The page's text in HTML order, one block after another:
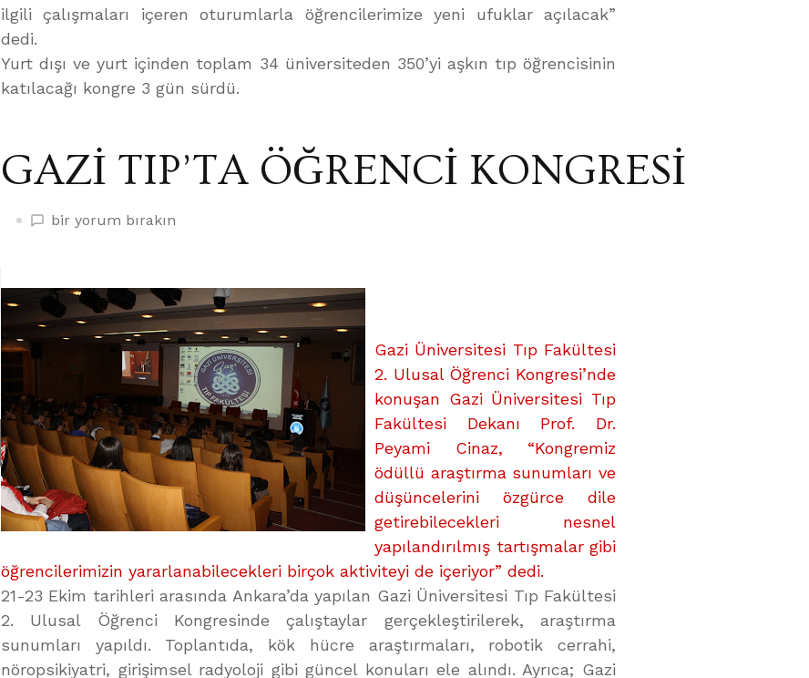
ilgili çalışmaları içeren oturumlarla öğrencilerimize yeni ufuklar açılacak”
dedi.
Yurt dışı ve yurt içinden toplam 34 üniversiteden 350’yi aşkın tıp öğrencisinin
katılacağı kongre 3 gün sürdü.
GAZİ TIP’TA ÖĞRENCİ KONGRESİ
GAZİ
KONGRESİ
üzerine
bir yorum bırakın
Gazi Üniversitesi Tıp Fakültesi
2. Ulusal Öğrenci Kongresi’nde
konuşan Gazi Üniversitesi Tıp
Fakültesi Dekanı Prof. Dr.
Peyami Cinaz, “Kongremiz
ödüllü araştırma sunumları ve
düşüncelerini özgürce dile
getirebilecekleri nesnel
yapılandırılmış tartışmalar gibi
öğrencilerimizin yararlanabilecekleri birçok aktiviteyi de içeriyor” dedi.
21-23 Ekim tarihleri arasında Ankara’da yapılan Gazi Üniversitesi Tıp Fakültesi
2. Ulusal Öğrenci Kongresinde çalıştaylar gerçekleştirilerek, araştırma
sunumları yapıldı. Toplantıda, kök hücre araştırmaları, robotik cerrahi,
nöropsikiyatri, girişimsel radyoloji gibi güncel konuları ele alındı. Ayrıca; Gazi